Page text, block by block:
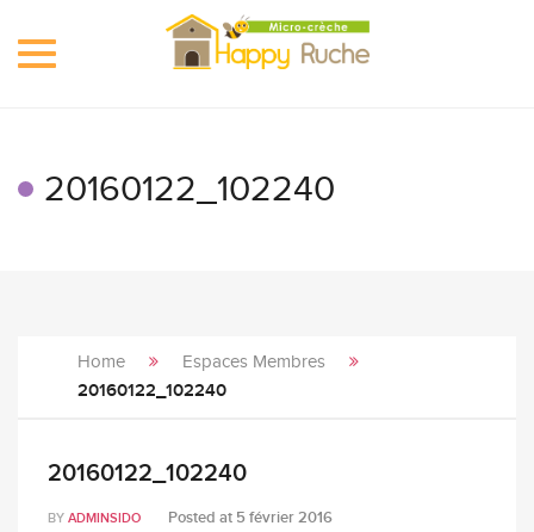
Toggle
20160122_102240
Home Espaces Membres
20160122_102240
20160122_102240
BY ADMINSIDO Posted at 5 février 2016